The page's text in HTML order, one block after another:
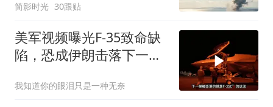
简影时光 30跟贴
美军视频曝光F-35致命缺
陷，恐成伊朗击落下一战
我知道你的眼泪只是一种无奈